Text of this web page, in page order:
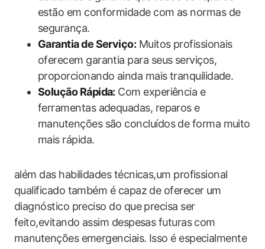
estão em conformidade com as normas de
segurança.
Garantia de Serviço: Muitos profissionais
oferecem garantia para seus serviços,
proporcionando ainda mais tranquilidade.
Solução Rápida: Com experiência e
ferramentas adequadas, reparos e
manutenções são concluídos de forma muito
mais rápida.
além das habilidades técnicas,um profissional
qualificado também é capaz de oferecer um
diagnóstico preciso do que precisa ser
feito,evitando assim despesas futuras com
manutenções emergenciais. Isso é especialmente